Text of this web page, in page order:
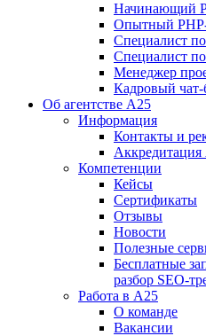
Начинающий
Опытный PHP-
Специалист
Специалист
Менеджер
Кадровый чат-
Об агентстве А25
Информация
Контакты и
Компетенции
Кейсы
Сертификаты
Отзывы
Новости
Полезные
Бесплатные
разбор SEO-
Работа в А25
О команде
Вакансии